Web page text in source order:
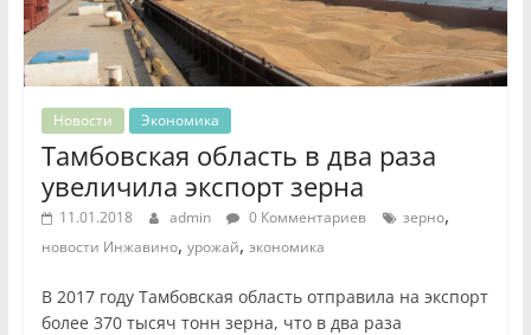
Новости Экономика
Тамбовская область в два раза
увеличила экспорт зерна
11.01.2018 admin 0 Комментариев зерно,
новости Инжавино, урожай, экономика
В 2017 году Тамбовская область отправила на экспорт
более 370 тысяч тонн зерна, что в два раза